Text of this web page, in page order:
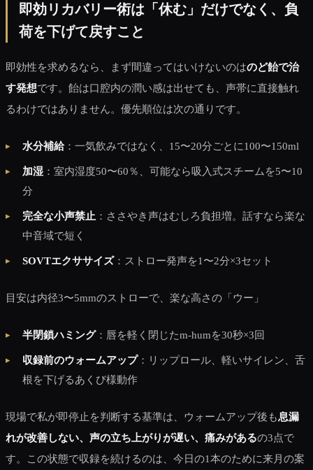
即効リカバリー術は「休む」だけでなく、負
荷を下げて戻すこと
即効性を求めるなら、まず間違ってはいけないのはのど飴で治
す発想です。飴は口腔内の潤い感は出せても、声帯に直接触れ
るわけではありません。優先順位は次の通りです。
水分補給：一気飲みではなく、15〜20分ごとに100〜150ml
加湿 ：室内湿度50〜60％、可能なら吸入式スチームを5〜10
分
完全な小声禁止 ：ささやき声はむしろ負担増。話すなら楽な
中音域で短く
SOVTエクササイズ：ストロー発声を1〜2分×3セット
目安は内径3〜5mmのストローで、楽な高さの「ウー」
半閉鎖ハミング：唇を軽く閉じたm-humを30秒×3回
収録前のウォームアップ：リップロール、軽いサイレン、舌
根を下げるあくび様動作
現場で私が即停止を判断する基準は、ウォームアップ後も息漏
れが改善しない、声の立ち上がりが遅い、痛みがあるの3点で
す。この状態で収録を続けるのは、今日の1本のために来月の案